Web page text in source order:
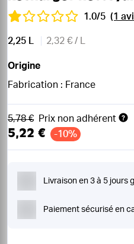
Je
1.0/5 (1
2,25 L 2,32 € / L
Origine
Fabrication : France
Ancien prix
5,78 € Prix non adhérent
5,22 € -10%
Livraison en 3 à 5 jours
Paiement sécurisé en